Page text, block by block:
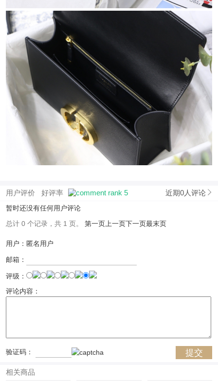
用户评价 好评率 近期0人评论
暂时还没有任何用户评论
总计 0 个记录，共 1 页。 第一页上一页下一页最末页
用户：匿名用户
邮箱：
评级：
评论内容：
验证码：
相关商品